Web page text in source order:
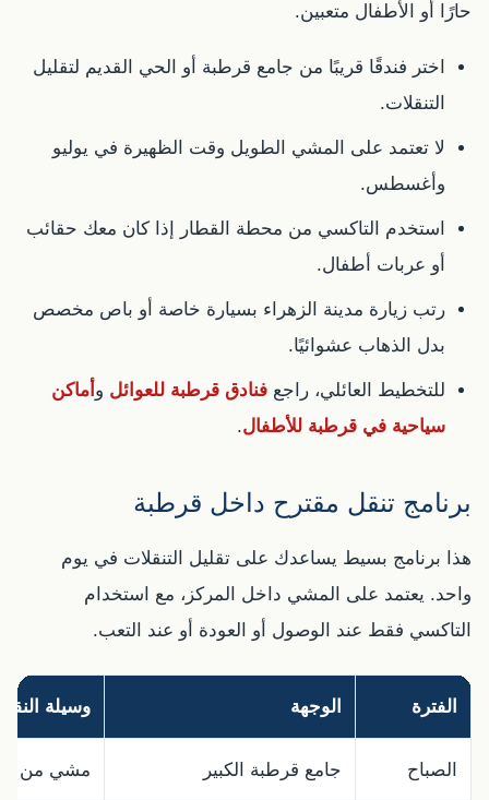
حارًا أو الأطفال متعبين.
اختر فندقًا قريبًا من جامع قرطبة أو الحي القديم لتقليل
التنقلات.
لا تعتمد على المشي الطويل وقت الظهيرة في يوليو
وأغسطس.
استخدم التاكسي من محطة القطار إذا كان معك حقائب
أو عربات أطفال.
رتب زيارة مدينة الزهراء بسيارة خاصة أو باص مخصص
بدل الذهاب عشوائيًا.
للتخطيط العائلي، راجع فنادق قرطبة للعوائل و أماكن
سياحية في قرطبة للأطفال.
برنامج تنقل مقترح داخل قرطبة
هذا برنامج بسيط يساعدك على تقليل التنقلات في يوم
واحد. يعتمد على المشي داخل المركز، مع استخدام
التاكسي فقط عند الوصول أو العودة أو عند التعب.
الفترة الوجهة وسيلة
الصباح جامع قرطبة الكبير مشي من